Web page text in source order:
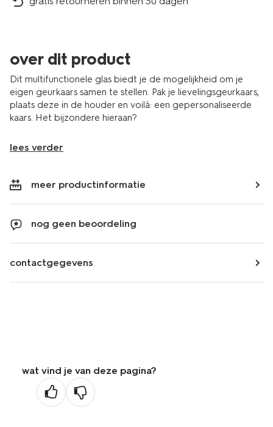
over dit product
Dit multifunctionele glas biedt je de mogelijkheid om je
eigen geurkaars samen te stellen. Pak je lievelingsgeurkaars,
plaats deze in de houder en voilà: een gepersonaliseerde
kaars. Het bijzondere hieraan?
lees verder
meer productinformatie
nog geen beoordeling
contactgegevens
wat vind je van deze pagina?